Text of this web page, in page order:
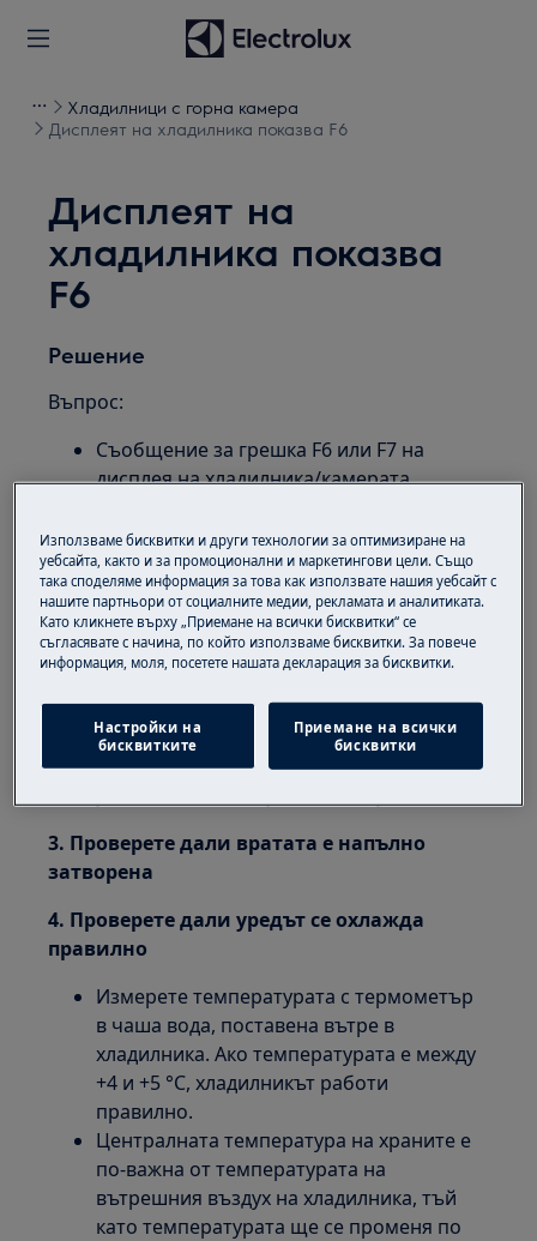
Хладилници с горна камера
Дисплеят на хладилника показва F6
Дисплеят на
хладилника показва
F6
Решение
Въпрос:
Съобщение за грешка F6 или F7 на
дисплея на хладилника/камерата
Хладилник
Хладилник с камера
Решение:
захранване на уреда не е прекъснато
2. Избягвайте да оставяте вратата
3. Проверете дали вратата е напълно
затворена
4. Проверете дали уредът се охлажда
правилно
Измерете температурата с термометър
в чаша вода, поставена вътре в
хладилника. Ако температурата е между
+4 и +5 °C, хладилникът работи
правилно.
Централната температура на храните е
по-важна от температурата на
вътрешния въздух на хладилника, тъй
като температурата ще се променя по
Използваме бисквитки и други технологии за оптимизиране на
уебсайта, както и за промоционални и маркетингови цели. Също
така споделяме информация за това как използвате нашия уебсайт с
нашите партньори от социалните медии, рекламата и аналитиката.
Като кликнете върху „Приемане на всички бисквитки“ се
съгласявате с начина, по който използваме бисквитки. За повече
информация, моля, посетете нашата декларация за бисквитки.
Настройки на
бисквитките
Приемане на всички
бисквитки